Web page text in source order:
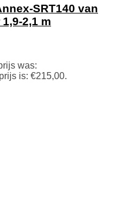
SRT140 van
2,1 m
was:
is: €215,00.